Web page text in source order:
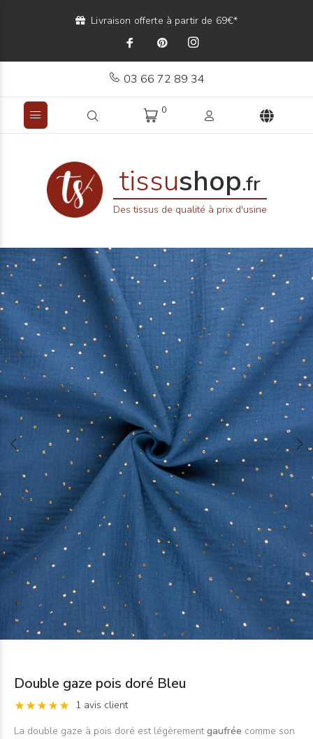
Livraison offerte à partir de 69€*
03 66 72 89 34
0
tissushop.fr
Des tissus de qualité à prix d'usine
Double gaze pois doré Bleu
1 avis client
La double gaze à pois doré est légèrementgaufrée comme son